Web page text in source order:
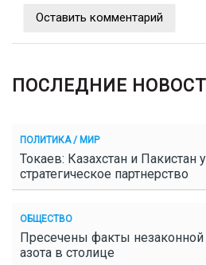
Оставить комментарий
ПОСЛЕДНИЕ
ПОЛИТИКА / МИР
Токаев: Казахстан и Пакистан
стратегическое партнерство
ОБЩЕСТВО
Пресечены факты
азота в столице